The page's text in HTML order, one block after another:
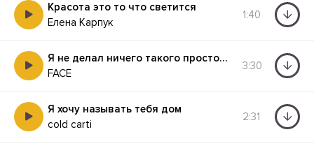
Красота это то что светится
Елена Карпук
1:40
Я не делал ничего такого просто создавал
FACE
3:30
Я хочу называть тебя дом
cold carti
2:31